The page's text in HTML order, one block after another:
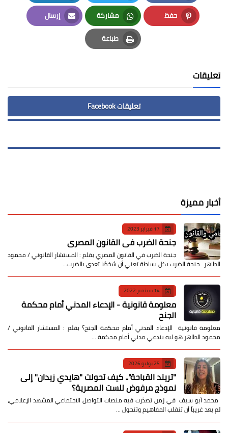
Facebook
Twitter
LinkedIn
حفظ
Pinterest
مشاركة
Whatsapp
إرسال
Email
طباعة
Print
تعليقات
تعليقات Facebook
أخبار مميزة
17 فبراير 2023
جنحة الضرب في القانون المصري
جنحة الضرب في القانون المصري بقلم : المستشار القانوني / محمود
الطاهر جنحة الضرب بكل بساطة تعني أن شخصًا تعدى بالضرب…
14 سبتمبر 2022
معلومة قانونية - الإدعاء المدني أمام محكمة
الجنح
معلومة قانونية الإدعاء المدني أمام محكمة الجنح؟ بقلم : المستشار القانوني /
محمود الطاهر هو ليه بندعي مدني أمام محكمة …
25 يوليو 2026
​"تريند القباحة".. كيف تحولت "هايدي زيدان" إلى
نموذج مرفوض للست المصرية؟
​ محمد أبو سيف ​في زمن تصدّرت فيه منصات التواصل الاجتماعي المشهد الإعلامي،
لم يعد غريباً أن تنقلب المفاهيم وتتحول …